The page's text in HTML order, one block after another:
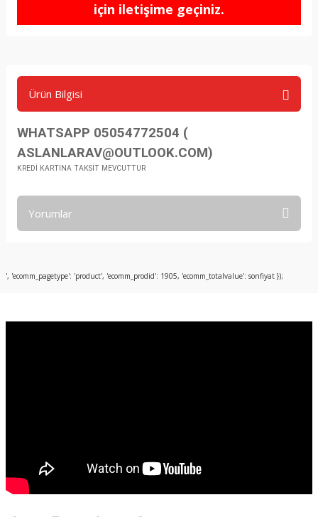
için iletişime geçiniz.
Ürün Bilgisi
WHATSAPP 05054772504 (
ASLANLARAV@OUTLOOK.COM)
KREDİ KARTINA TAKSİT MEVCUTTUR
Yorumlar
Bu ürüne ilk yorumu siz yapın!
', 'ecomm_pagetype': 'product', 'ecomm_prodid': 1905, 'ecomm_totalvalue': sonfiyat });